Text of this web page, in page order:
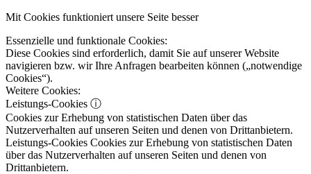
Mit Cookies funktioniert unsere Seite besser
Essenzielle und funktionale Cookies:
Diese Cookies sind erforderlich, damit Sie auf unserer Website
navigieren bzw. wir Ihre Anfragen bearbeiten können („notwendige
Cookies“).
Weitere Cookies:
Leistungs-Cookies ⓘ
Cookies zur Erhebung von statistischen Daten über das
Nutzerverhalten auf unseren Seiten und denen von Drittanbietern.
Leistungs-Cookies Cookies zur Erhebung von statistischen Daten
über das Nutzerverhalten auf unseren Seiten und denen von
Drittanbietern.